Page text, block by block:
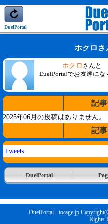
DuelPortal
ホクロさ
ホクロ さんと
DuelPortalでお友達にな
記
2025年06月の投稿はありません。
記
Tweets
DuelPortal
DuelPortal - tocage.jp
Rights